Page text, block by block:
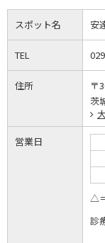
スポット名 安
TEL
住所
〒
茨
営業日
△
診